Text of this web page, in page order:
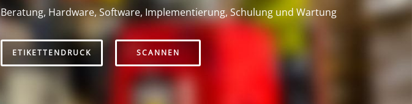
Beratung, Hardware, Software, Implementierung, Schulung und Wartung
ETIKETTENDRUCK SCANNEN